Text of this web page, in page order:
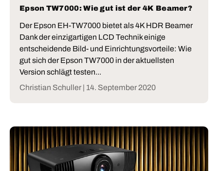
Epson TW7000: Wie gut ist der 4K Beamer?
Der Epson EH-TW7000 bietet als 4K HDR Beamer
Dank der einzigartigen LCD Technik einige
entscheidende Bild- und Einrichtungsvorteile: Wie
gut sich der Epson TW7000 in der aktuellsten
Version schlägt testen...
Christian Schuller | 14. September 2020